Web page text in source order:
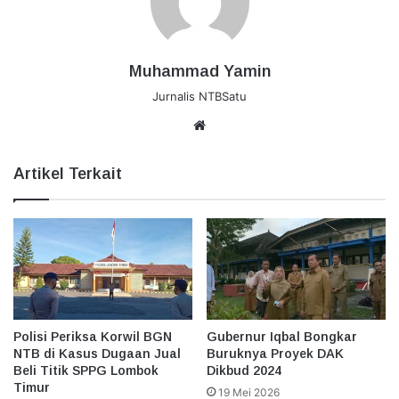
Muhammad Yamin
Jurnalis NTBSatu
Artikel Terkait
Polisi Periksa Korwil BGN
NTB di Kasus Dugaan Jual
Beli Titik SPPG Lombok
Timur
Gubernur Iqbal Bongkar
Buruknya Proyek DAK
Dikbud 2024
19 Mei 2026